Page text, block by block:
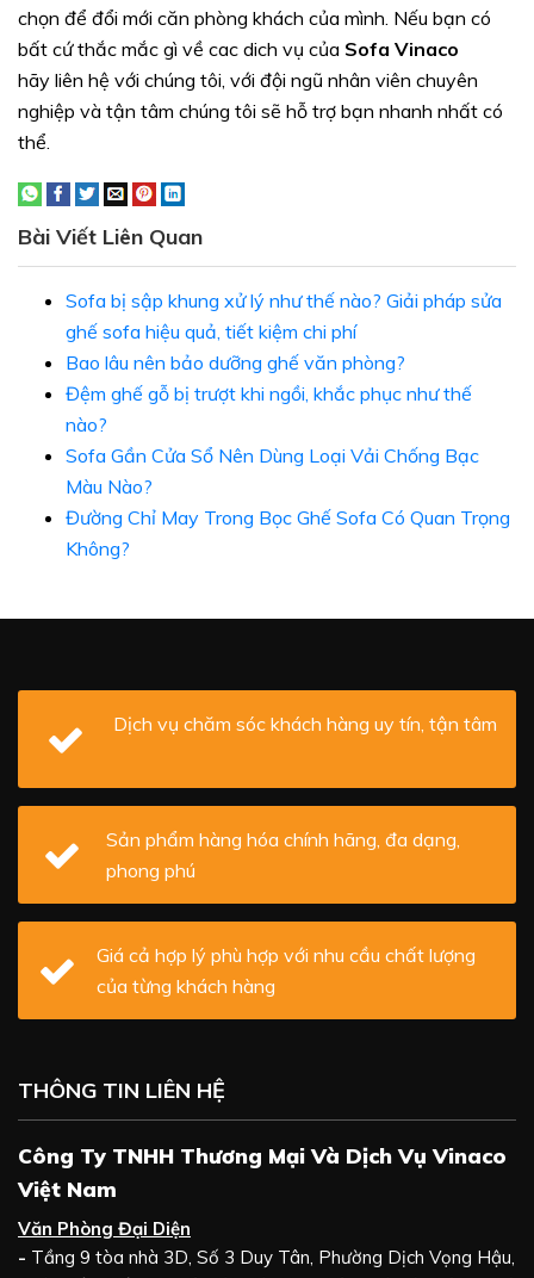
chọn để đổi mới căn phòng khách của mình. Nếu bạn có
bất cứ thắc mắc gì về cac dich vụ của Sofa Vinaco
hãy liên hệ với chúng tôi, với đội ngũ nhân viên chuyên
nghiệp và tận tâm chúng tôi sẽ hỗ trợ bạn nhanh nhất có
thể.
Bài Viết Liên Quan
Sofa bị sập khung xử lý như thế nào? Giải pháp sửa
ghế sofa hiệu quả, tiết kiệm chi phí
Bao lâu nên bảo dưỡng ghế văn phòng?
Đệm ghế gỗ bị trượt khi ngồi, khắc phục như thế
nào?
Sofa Gần Cửa Sổ Nên Dùng Loại Vải Chống Bạc
Màu Nào?
Đường Chỉ May Trong Bọc Ghế Sofa Có Quan Trọng
Không?
Dịch vụ chăm sóc khách hàng uy tín, tận tâm
Sản phẩm hàng hóa chính hãng, đa dạng,
phong phú
Giá cả hợp lý phù hợp với nhu cầu chất lượng
của từng khách hàng
THÔNG TIN LIÊN HỆ
Công Ty TNHH Thương Mại Và Dịch Vụ Vinaco
Việt Nam
Văn Phòng Đại Diện
- Tầng 9 tòa nhà 3D, Số 3 Duy Tân, Phường Dịch Vọng Hậu,